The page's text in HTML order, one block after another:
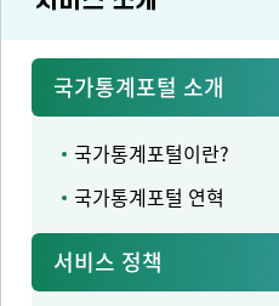
국가통계포털 소개
국가통계포털이란?
국가통계포털 연혁
서비스 정책